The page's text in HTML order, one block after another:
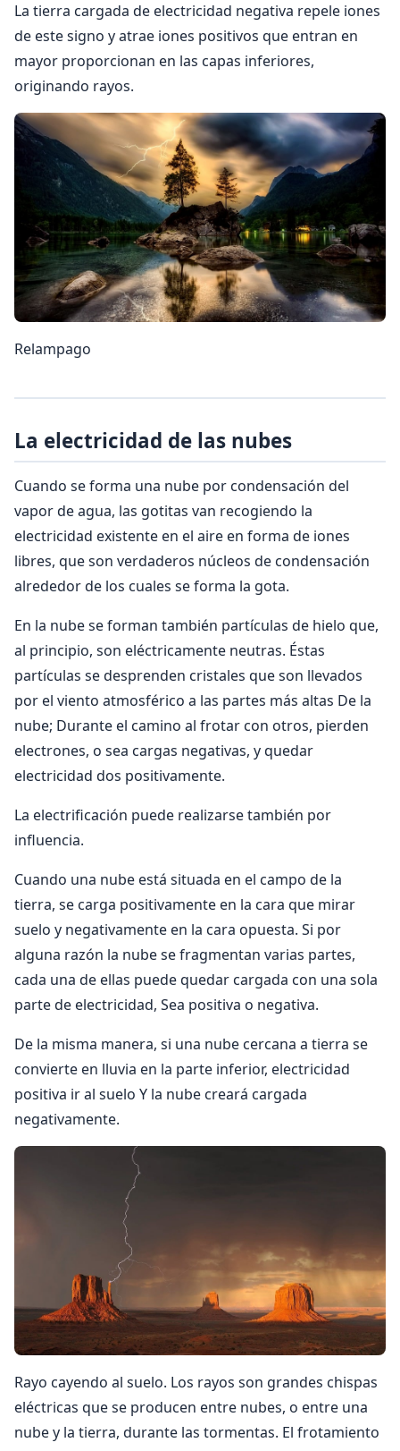
La tierra cargada de electricidad negativa repele iones
de este signo y atrae iones positivos que entran en
mayor proporcionan en las capas inferiores,
originando rayos.
Relampago
La electricidad de las nubes
Cuando se forma una nube por condensación del
vapor de agua, las gotitas van recogiendo la
electricidad existente en el aire en forma de iones
libres, que son verdaderos núcleos de condensación
alrededor de los cuales se forma la gota.
En la nube se forman también partículas de hielo que,
al principio, son eléctricamente neutras. Éstas
partículas se desprenden cristales que son llevados
por el viento atmosférico a las partes más altas De la
nube; Durante el camino al frotar con otros, pierden
electrones, o sea cargas negativas, y quedar
electricidad dos positivamente.
La electrificación puede realizarse también por
influencia.
Cuando una nube está situada en el campo de la
tierra, se carga positivamente en la cara que mirar
suelo y negativamente en la cara opuesta. Si por
alguna razón la nube se fragmentan varias partes,
cada una de ellas puede quedar cargada con una sola
parte de electricidad, Sea positiva o negativa.
De la misma manera, si una nube cercana a tierra se
convierte en lluvia en la parte inferior, electricidad
positiva ir al suelo Y la nube creará cargada
negativamente.
Rayo cayendo al suelo. Los rayos son grandes chispas
eléctricas que se producen entre nubes, o entre una
nube y la tierra, durante las tormentas. El frotamiento